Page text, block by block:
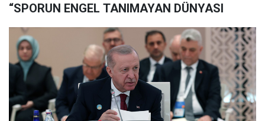
“SPORUN ENGEL TANIMAYAN DÜNYASI